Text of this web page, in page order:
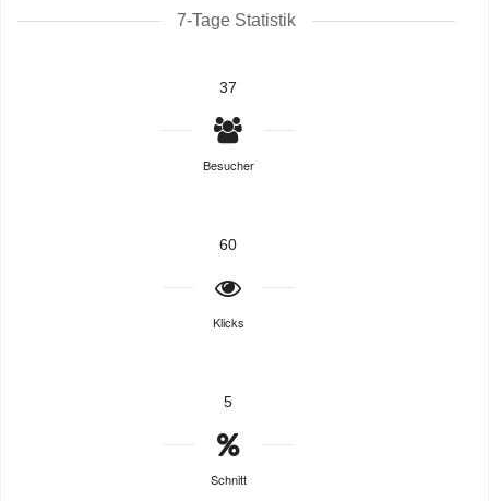
7-Tage Statistik
37
Besucher
60
Klicks
5
Schnitt